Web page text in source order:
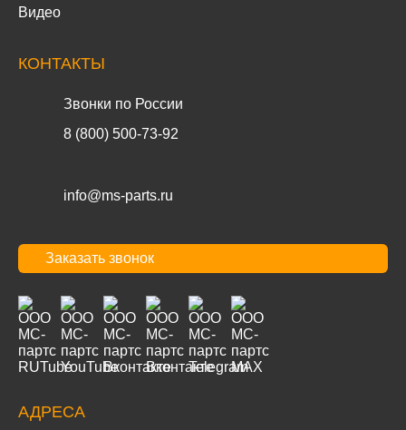
Видео
КОНТАКТЫ
Звонки по России
8 (800) 500-73-92
info@ms-parts.ru
Заказать звонок
АДРЕСА